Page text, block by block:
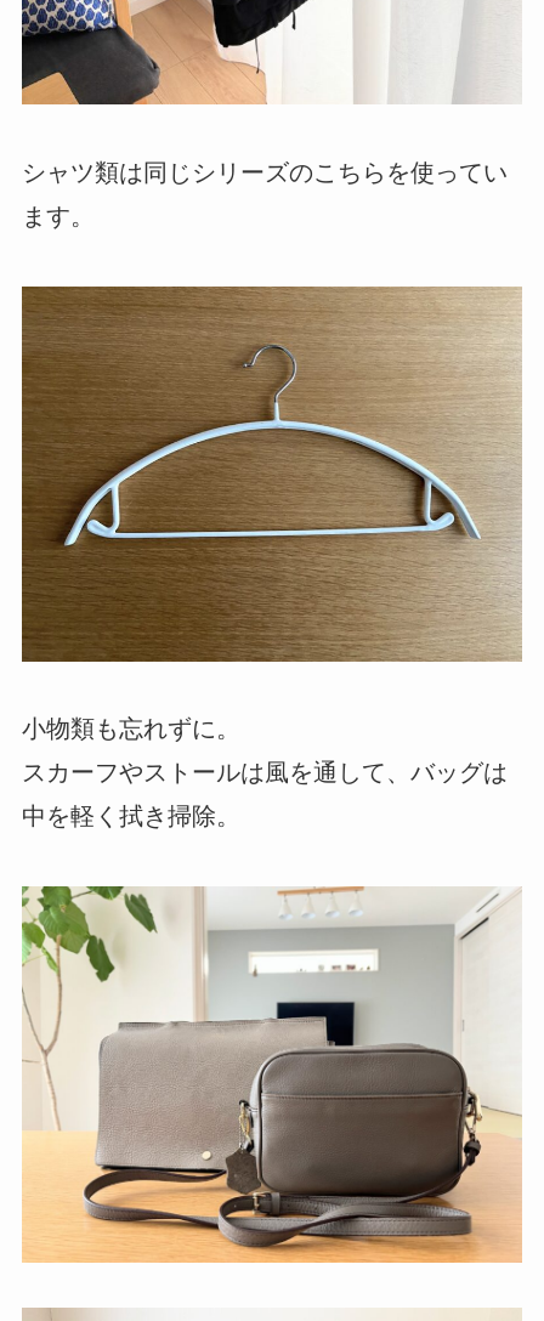
シャツ類は同じシリーズのこちらを使ってい
ます。
小物類も忘れずに。
スカーフやストールは風を通して、バッグは
中を軽く拭き掃除。